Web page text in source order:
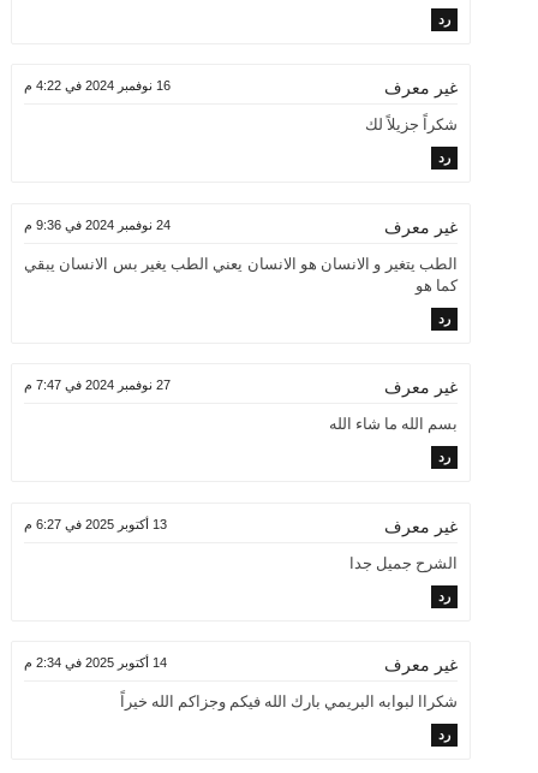
رد
غير معرف 16 نوفمبر 2024 في 4:22 م
شكراً جزيلاً لك
رد
غير معرف 24 نوفمبر 2024 في 9:36 م
الطب يتغير و الانسان هو الانسان يعني الطب يغير بس الانسان يبقي
كما هو
رد
غير معرف 27 نوفمبر 2024 في 7:47 م
بسم الله ما شاء الله
رد
غير معرف 13 أكتوبر 2025 في 6:27 م
الشرح جميل جدا
رد
غير معرف 14 أكتوبر 2025 في 2:34 م
شكراا لبوابه البريمي بارك الله فيكم وجزاكم الله خيراً
رد